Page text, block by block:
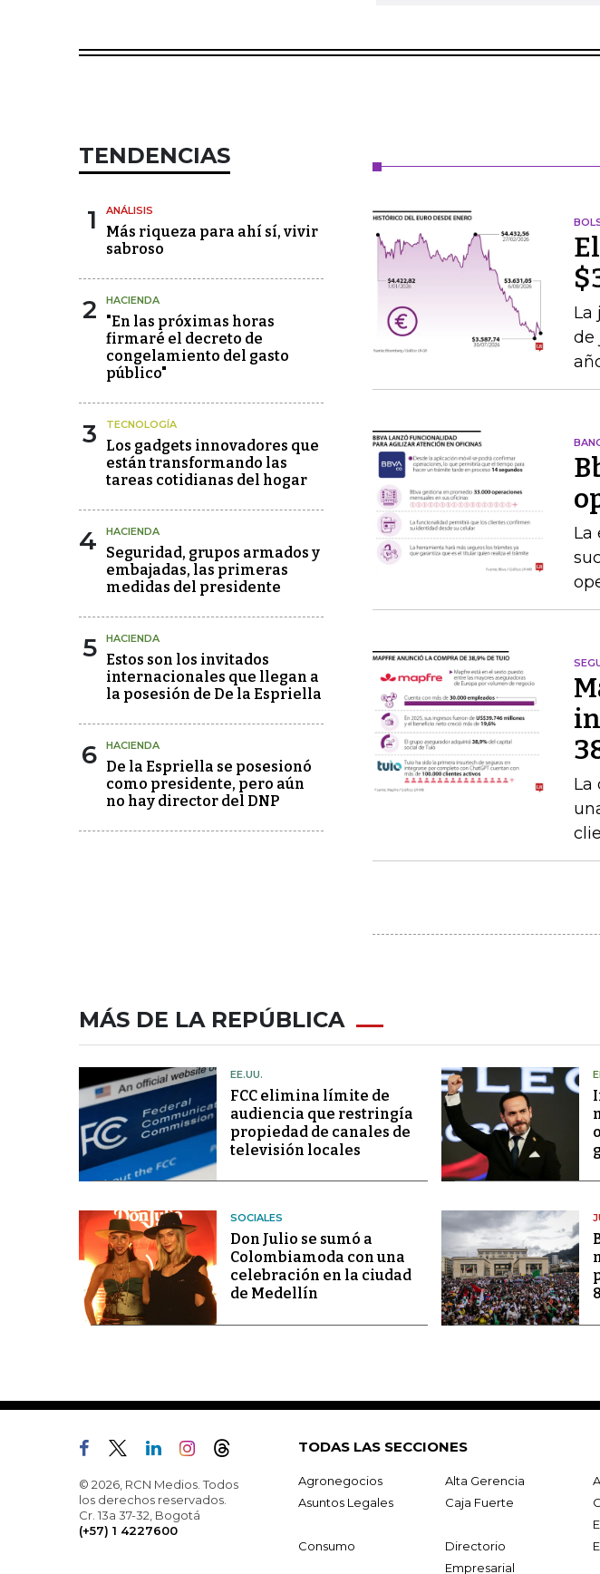
TENDENCIAS
1 ANÁLISIS
Más riqueza para ahí sí, vivir
sabroso
2 HACIENDA
"En las próximas horas
firmaré el decreto de
congelamiento del gasto
público"
3 TECNOLOGÍA
Los gadgets innovadores que
están transformando las
tareas cotidianas del hogar
4 HACIENDA
Seguridad, grupos armados y
embajadas, las primeras
medidas del presidente
5 HACIENDA
Estos son los invitados
internacionales que llegan a
la posesión de De la Espriella
6 HACIENDA
De la Espriella se posesionó
como presidente, pero aún
no hay director del DNP
La
de
La
La
MÁS DE LA REPÚBLICA
EE.UU.
FCC elimina límite de
audiencia que restringía
propiedad de canales de
televisión locales
SOCIALES
Don Julio se sumó a
Colombiamoda con una
celebración en la ciudad
de Medellín
© 2026, RCN Medios. Todos
los derechos reservados.
Cr. 13a 37-32, Bogotá
(+57) 1 4227600
TODAS LAS SECCIONES
Agronegocios Alta Gerencia
Asuntos Legales
Caja Fuerte
Consumo
Directorio
Empresarial